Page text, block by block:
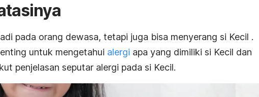
pada orang dewasa, tetapi juga bisa menyerang si Kecil .
untuk mengetahui alergi apa yang dimiliki si Kecil dan
penjelasan seputar alergi pada si Kecil.